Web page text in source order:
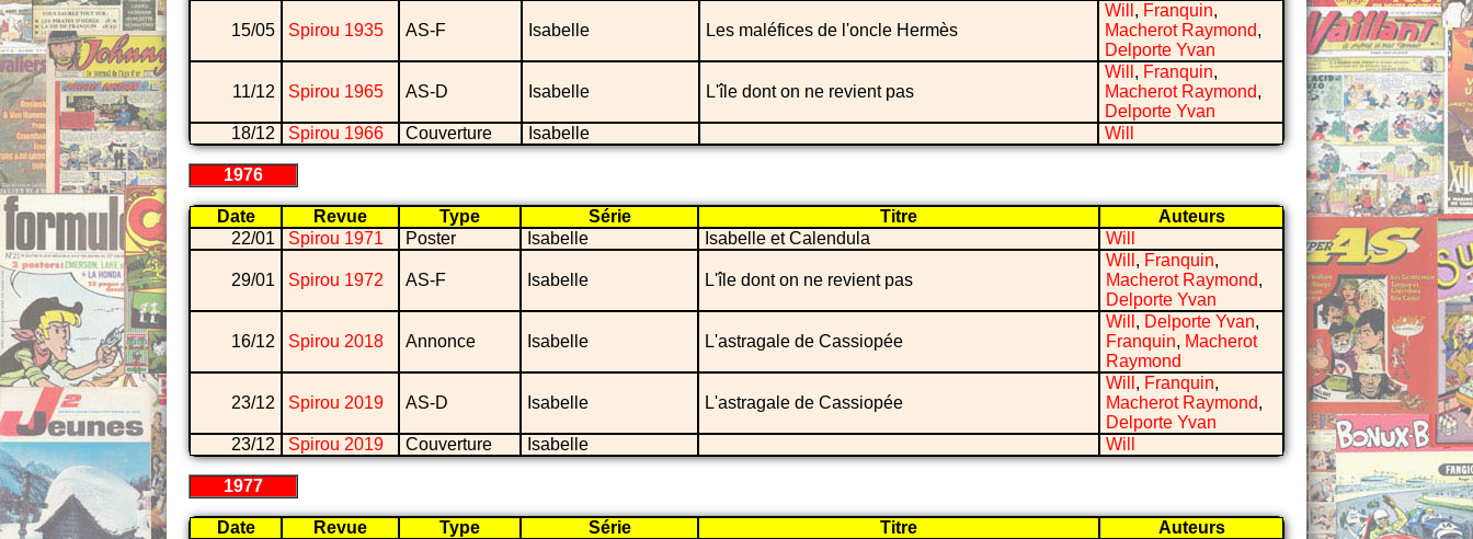
15/05 Spirou 1935 AS-F Isabelle Les maléfices de l'oncle Hermès
Will , Franquin,
Macherot Raymond,
Delporte Yvan
11/12 Spirou 1965 AS-D Isabelle L'île dont on ne revient pas
Will , Franquin,
Macherot Raymond,
Delporte Yvan
18/12
Spirou 1966 Couverture Isabelle Will
1976
Date Revue Type Série Titre
Auteurs
22/01
Spirou 1971 Poster Isabelle Isabelle et Calendula Will
29/01 Spirou 1972 AS-F Isabelle L'île dont on ne revient pas
Will , Franquin,
Macherot Raymond,
Delporte Yvan
16/12 Spirou 2018 Annonce Isabelle L'astragale de Cassiopée
Will , Delporte Yvan,
Franquin, Macherot
Raymond
23/12 Spirou 2019 AS-D Isabelle L'astragale de Cassiopée
Will , Franquin,
Macherot Raymond,
Delporte Yvan
23/12
Spirou 2019 Couverture Isabelle Will
1977
Date Revue Type Série Titre
Auteurs